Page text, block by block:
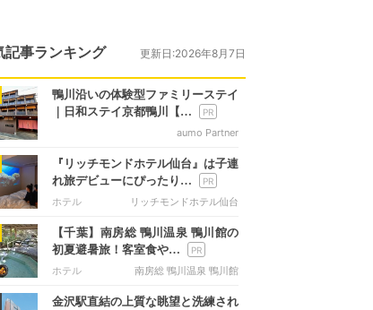
記事ランキング 更新日:2026年8月7日
鴨川沿いの体験型ファミリーステイ
｜日和ステイ京都鴨川【…
aumo Partner
『リッチモンドホテル仙台』は子連
れ旅デビューにぴったり…
ホテル リッチモンドホテル仙台
【千葉】南房総 鴨川温泉 鴨川館の
初夏避暑旅！客室食や…
ホテル 南房総 鴨川温泉 鴨川館
金沢駅直結の上質な眺望と洗練され